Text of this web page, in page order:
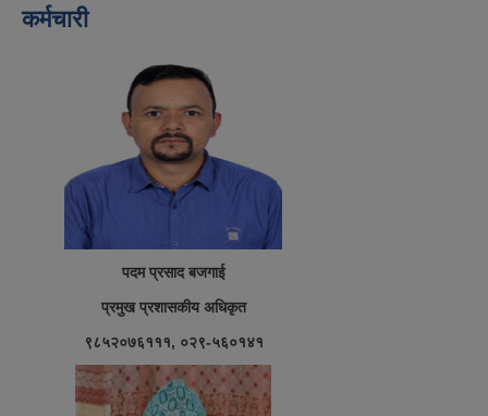
कर्मचारी
पदम प्रसाद बजगाई
प्रमुख प्रशासकीय अधिकृत
९८५२०७६१११, ०२९-५६०१४१